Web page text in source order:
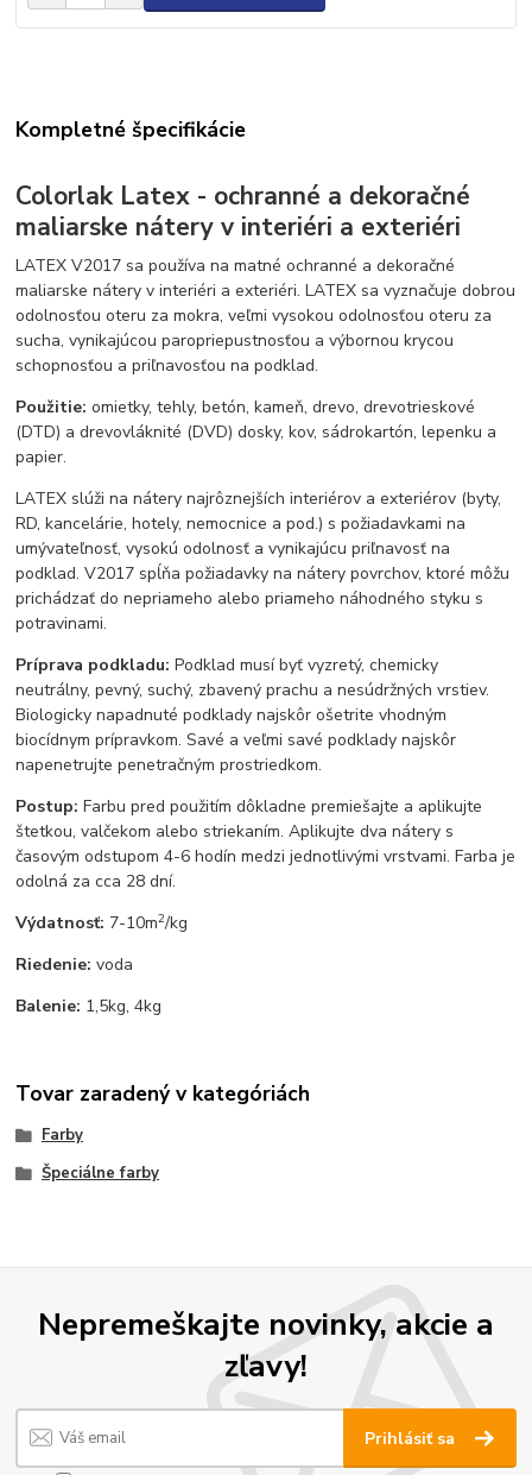
Kompletné špecifikácie
Colorlak Latex - ochranné a dekoračné
maliarske nátery v interiéri a exteriéri
LATEX V2017 sa používa na matné ochranné a dekoračné
maliarske nátery v interiéri a exteriéri. LATEX sa vyznačuje dobrou
odolnosťou oteru za mokra, veľmi vysokou odolnosťou oteru za
sucha, vynikajúcou paropriepustnosťou a výbornou krycou
schopnosťou a priľnavosťou na podklad.
Použitie: omietky, tehly, betón, kameň, drevo, drevotrieskové
(DTD) a drevovláknité (DVD) dosky, kov, sádrokartón, lepenku a
papier.
LATEX slúži na nátery najrôznejších interiérov a exteriérov (byty,
RD, kancelárie, hotely, nemocnice a pod.) s požiadavkami na
umývateľnosť, vysokú odolnosť a vynikajúcu priľnavosť na
podklad. V2017 spĺňa požiadavky na nátery povrchov, ktoré môžu
prichádzať do nepriameho alebo priameho náhodného styku s
potravinami.
Príprava podkladu: Podklad musí byť vyzretý, chemicky
neutrálny, pevný, suchý, zbavený prachu a nesúdržných vrstiev.
Biologicky napadnuté podklady najskôr ošetrite vhodným
biocídnym prípravkom. Savé a veľmi savé podklady najskôr
napenetrujte penetračným prostriedkom.
Postup: Farbu pred použitím dôkladne premiešajte a aplikujte
štetkou, valčekom alebo striekaním. Aplikujte dva nátery s
časovým odstupom 4-6 hodín medzi jednotlivými vrstvami. Farba je
odolná za cca 28 dní.
Výdatnosť: 7-10m2/kg
Riedenie: voda
Balenie: 1,5kg, 4kg
Tovar zaradený v kategóriách
Farby
Špeciálne farby
Nepremeškajte novinky, akcie a
zľavy!
Prihlásiť sa